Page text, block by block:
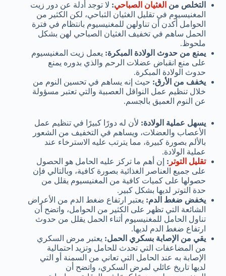
التخلص من الغثيان الصباحي: لا توجد أدلة عن دور زيت
المغنيسيوم في تقليل الغثيان الثباحي، لكن الكثير من
الحوامل أكدن أن تناولهن للمغنيسيوم بانتظام في فترة
الحمل ساهم في تخفيف الغثيان الصباحي لهن بشكل
ملحوظ.
يمنع من حدوث الولادة المبكرة: يعمل زيت المغنيسيوم
على منع انقباض عضلات الرحم والذي بدوره يمنع
حدوث الولادة المبكرة.
يخفف من الأرق: حيث إنه يساهم في تحسين النوم من
خلال تنظيم عمل النواقل العصبية والتي تعتبر مسؤولة
عن النوم العميق بالجسم.
يسهل عملية الولادة: لأن له دورًا كبيرًا في تنظيم عمل
الأعصاب والعضلات، ويساهم في التخفيف من الشعور
بالألم بصورة كبيرة، مما يترتب عليه الاسترخاء عند
عملية الولادة.
تقليل التوتر : إن أهم ما تركز عليه الحامل هو الحصول
على جميع العناصر الغذائية بصورة كافية، وبالتالي فإن
حصولها على كميات كافية من المغنيسيوم يقلل من
حدة التوتر لديها بشكل كبير.
يخفض ضغط الدم: يعتبر ارتفاع ضغط الدم من الأعراض
الشائعة التي تظهر على الكثير من الحوامل، واتضح أن
تناول الحامل للمغنيسيوم أثناء الحمل يقلل من حدوث
ارتفاع ضغط الدم لديها.
يقي من الإصابة بسكري الحمل: يعتبر مرض السكري
من المضاعفات التي تحدث للحامل وتزيد احتمالية
الإصابة به عند الحامل التي تعاني من السمنة أو التي
لديها تاريخ عائلي لمرض السكري، واتضح أن